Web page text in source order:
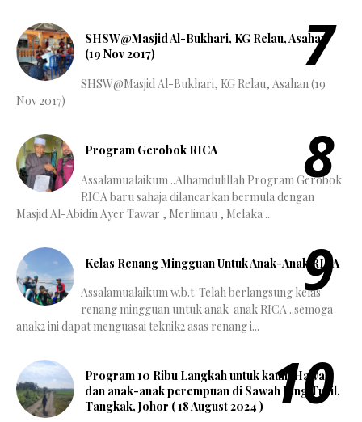
SHSW@Masjid Al-Bukhari, KG Relau, Asahan
(19 Nov 2017)
SHSW@Masjid Al-Bukhari, KG Relau, Asahan (19
Nov 2017)
Program Gerobok RICA
Assalamualaikum ..Alhamdulillah Program Gerobok
RICA baru sahaja dilancarkan bermula dengan
Masjid Al-Abidin Ayer Tawar , Merlimau , Melaka ...
Kelas Renang Mingguan Untuk Anak-Anak RICA
Assalamualaikum w.b.t Telah berlangsung kelas
renang mingguan untuk anak-anak RICA ..semoga
anak2 ini dapat menguasai teknik2 asas renang i...
Program 10 Ribu Langkah untuk kaum Hawa
dan anak-anak perempuan di Sawah Ring Trail,
Tangkak, Johor ( 18 August 2024 )